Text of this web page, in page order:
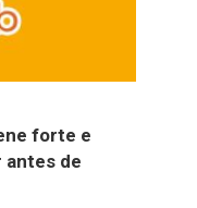
forte e
antes de